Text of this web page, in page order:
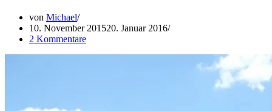
von Michael
10. November 201520. Januar 2016
2 Kommentare